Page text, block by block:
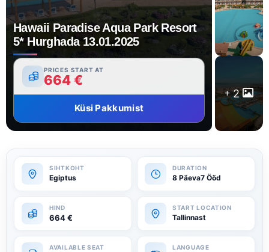
Hawaii Paradise Aqua Park Resort
5* Hurghada 13.01.2025
PRICES START AT
664€
Küsi Pakkumist
2
Egiptus 8 Päeva7 Ööd
664€ Tallinnast